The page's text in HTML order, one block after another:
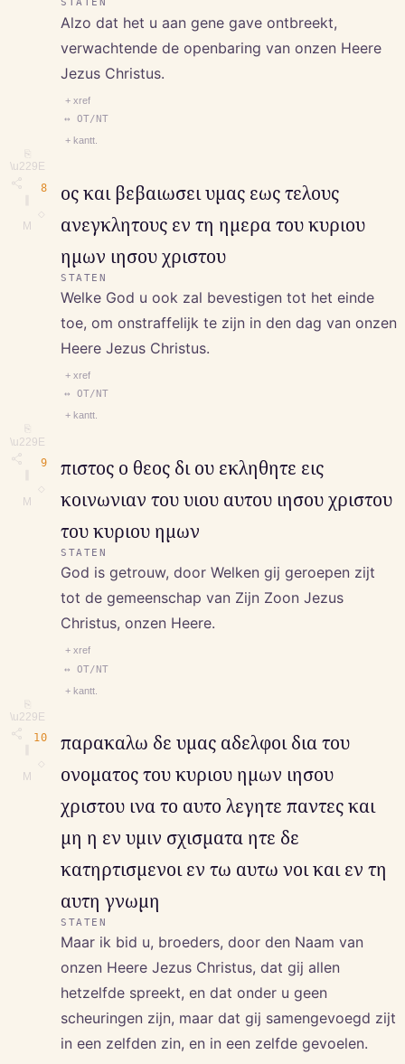
⎘
\u229E
M
STATEN
Alzo dat het u aan gene gave ontbreekt,
verwachtende de openbaring van onzen Heere
Jezus Christus.
+ xref
↔ OT/NT
+ kantt.
8
⎘
\u229E
M
ος και βεβαιωσει υμας εως τελους
ανεγκλητους εν τη ημερα του κυριου
ημων ιησου χριστου
STATEN
Welke God u ook zal bevestigen tot het einde
toe, om onstraffelijk te zijn in den dag van onzen
Heere Jezus Christus.
+ xref
↔ OT/NT
+ kantt.
9
⎘
\u229E
M
πιστος ο θεος δι ου εκληθητε εις
κοινωνιαν του υιου αυτου ιησου χριστου
του κυριου ημων
STATEN
God is getrouw, door Welken gij geroepen zijt
tot de gemeenschap van Zijn Zoon Jezus
Christus, onzen Heere.
+ xref
↔ OT/NT
+ kantt.
10
παρακαλω δε υμας αδελφοι δια του
ονοματος του κυριου ημων ιησου
χριστου ινα το αυτο λεγητε παντες και
μη η εν υμιν σχισματα ητε δε
κατηρτισμενοι εν τω αυτω νοι και εν τη
αυτη γνωμη
STATEN
Maar ik bid u, broeders, door den Naam van
onzen Heere Jezus Christus, dat gij allen
hetzelfde spreekt, en dat onder u geen
scheuringen zijn, maar dat gij samengevoegd zijt
in een zelfden zin, en in een zelfde gevoelen.